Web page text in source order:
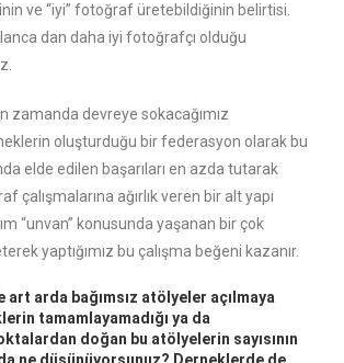
ve “iyi” fotoğraf üretebildiğinin belirtisi.
dan daha iyi fotoğrafçı olduğu
zamanda devreye sokacağımız
oluşturduğu bir federasyon olarak bu
elde edilen başarıları en azda tutarak
çalışmalarına ağırlık veren bir alt yapı
“unvan” konusunda yaşanan bir çok
yaptığımız bu çalışma beğeni kazanır.
art arda bağımsız atölyeler açılmaya
tamamlayamadığı ya da
doğan bu atölyelerin sayısının